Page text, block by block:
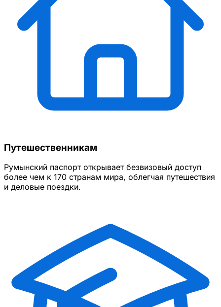
Путешественникам
Румынский паспорт открывает безвизовый доступ
более чем к 170 странам мира, облегчая путешествия
и деловые поездки.